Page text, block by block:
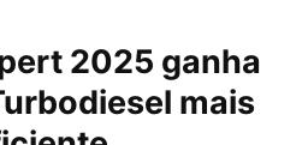
2025 ganha
mais